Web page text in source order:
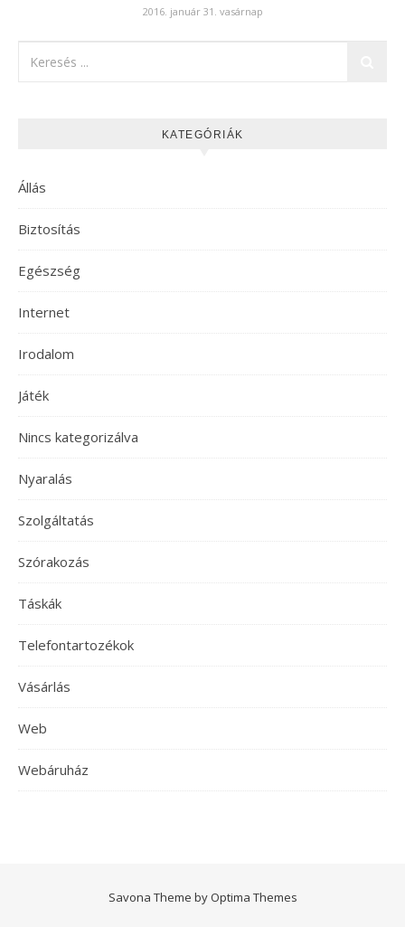
2016. január 31. vasárnap
KATEGÓRIÁK
Állás
Biztosítás
Egészség
Internet
Irodalom
Játék
Nincs kategorizálva
Nyaralás
Szolgáltatás
Szórakozás
Táskák
Telefontartozékok
Vásárlás
Web
Webáruház
Savona Theme by Optima Themes